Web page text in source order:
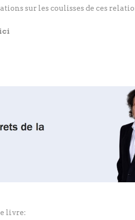
sur les coulisses de ces
livre: